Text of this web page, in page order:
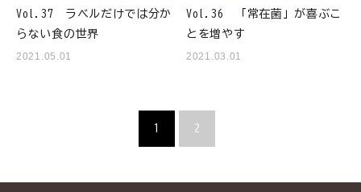
Vol.37 ラベルだけでは分か
らない食の世界
2021.05.01
Vol.36 「常在菌」が喜ぶこ
とを増やす
2021.03.01
1 2